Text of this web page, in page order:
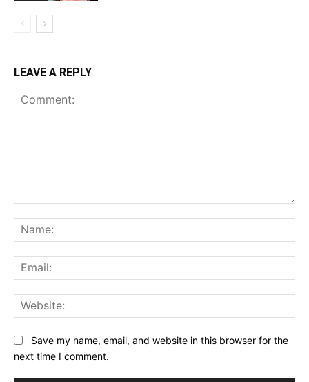
LEAVE A REPLY
Save my name, email, and website in this browser for the
next time I comment.